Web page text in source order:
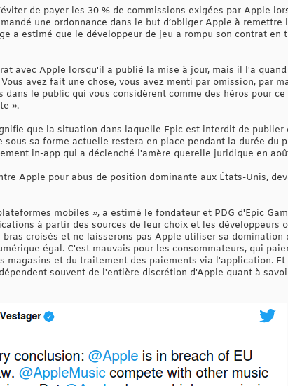
de payer les 30 % de commissions exigées par Apple
une ordonnance dans le but d’obliger Apple à remettre
a estimé que le développeur de jeu a rompu son contrat
avec Apple lorsqu'il a publié la mise à jour, mais il l'a
avez fait une chose, vous avez menti par omission, par
dans le public qui vous considèrent comme des héros pour
».
que la situation dans laquelle Epic est interdit de publier
sa forme actuelle restera en place pendant la durée du
in-app qui a déclenché l'amère querelle juridique en
Apple pour abus de position dominante aux États-Unis,
mobiles », a estimé le fondateur et PDG d'Epic
à partir des sources de leur choix et les développeurs
croisés et ne laisserons pas Apple utiliser sa domination
égal. C'est mauvais pour les consommateurs, qui
magasins et du traitement des paiements via l'application.
souvent de l'entière discrétion d'Apple quant à